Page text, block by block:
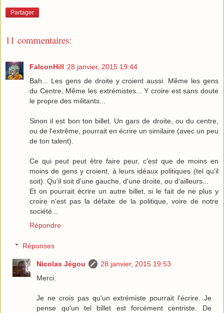
Partager
11 commentaires:
FalconHill 28 janvier, 2015 19:44
Bah... Les gens de droite y croient aussi. Même les gens
du Centre. Même les extrémistes... Y croire est sans doute
le propre des militants...
Sinon il est bon ton billet. Un gars de droite, ou du centre,
ou de l'extrême, pourrait en écrire un similaire (avec un peu
de ton talent).
Ce qui peut peut être faire peur, c'est que de moins en
moins de gens y croient, à leurs idéaux politiques (tel qu'il
soit). Qu'il soit d'une gauche, d'une droite, ou d'ailleurs...
Et on pourrait écrire un autre billet, si le fait de ne plus y
croire n'est pas la défaite de la politique, voire de notre
société...
Répondre
Réponses
Nicolas Jégou
28 janvier, 2015 19:53
Merci.
Je ne crois pas qu'un extrémiste pourrait l'écrire. Je
pense qu'un tel billet est forcément centriste. De